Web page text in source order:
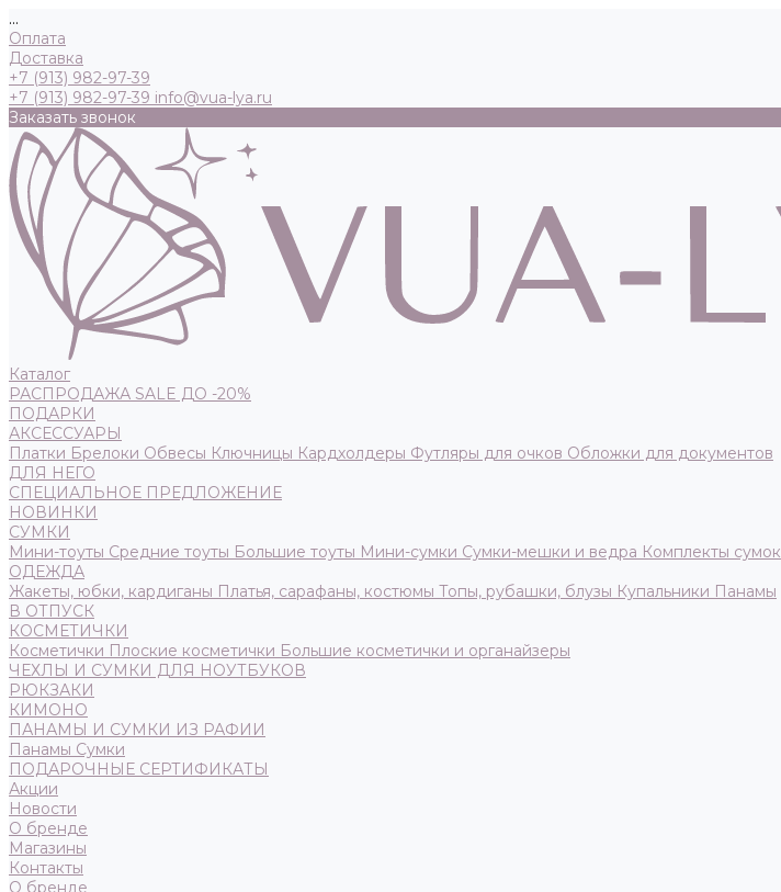
...
Оплата
Доставка
+7 (913) 982-97-39
+7 (913) 982-97-39 info@vua-lya.ru
Заказать звонок
Каталог
РАСПРОДАЖА SALE ДО -20%
ПОДАРКИ
АКСЕССУАРЫ
Платки Брелоки Обвесы Ключницы Кардхолдеры Футляры для очков Обложки для документов
ДЛЯ НЕГО
СПЕЦИАЛЬНОЕ ПРЕДЛОЖЕНИЕ
НОВИНКИ
СУМКИ
Мини-тоуты Средние тоуты Большие тоуты Мини-сумки Сумки-мешки и ведра Комплекты сумок
ОДЕЖДА
Жакеты, юбки, кардиганы Платья, сарафаны, костюмы Топы, рубашки, блузы Купальники Панамы
В ОТПУСК
КОСМЕТИЧКИ
Косметички Плоские косметички Большие косметички и органайзеры
ЧЕХЛЫ И СУМКИ ДЛЯ НОУТБУКОВ
РЮКЗАКИ
КИМОНО
ПАНАМЫ И СУМКИ ИЗ РАФИИ
Панамы Сумки
ПОДАРОЧНЫЕ СЕРТИФИКАТЫ
Акции
Новости
О бренде
Магазины
Контакты
О бренде